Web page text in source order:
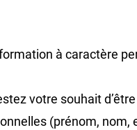
à caractère
votre souhait
(prénom, nom,